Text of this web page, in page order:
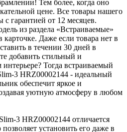
Тем более, когда оно
цене. Все товары нашего
гарантией от 12 месяцев.
из раздела «Встраиваемые»
Даже если товара нет в
в течении 30 дней в
добавить стильный и
Тогда встраиваемый
3 HRZ00002144 - идеальный
обеспечит яркое и
уютную атмосферу в любом
3 HRZ00002144 отличается
установить его даже в